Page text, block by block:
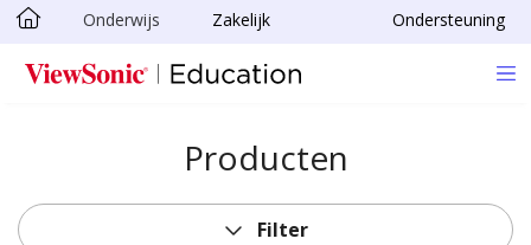
Ga naar hoofdinhoud
Onderwijs Zakelijk Ondersteuning
Producten
Filter